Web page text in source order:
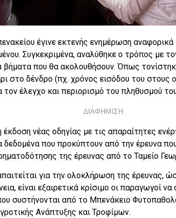
έγινε εκτενής ενημέρωση αναφορικά
Συγκεκριμένα, αναλύθηκε ο τρόπος με
που θα ακολουθήσουν. Όπως
στο δένδρο (πχ. χρόνος εισόδου του στους
τον έλεγχο και περιορισμό του πληθυσμού
ΔΙΑΦΗΜΙΣΗ
νέας οδηγίας με τις απαραίτητες
που προκύπτουν από την έρευνα που
της έρευνας από το Ταμείο
για την ολοκλήρωση της έρευνας,
είναι εξαιρετικά κρίσιμο οι παραγωγοί να
συστήνονται από το Μπενάκειο
Ανάπτυξης και Τροφίμων.